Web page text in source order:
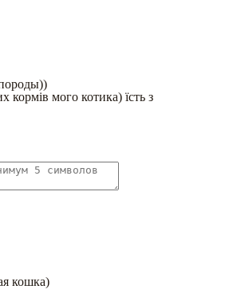
)
кормів мого котика) їсть з
кошка)